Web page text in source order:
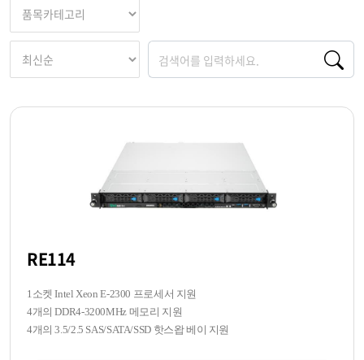
RE114
1소켓 Intel Xeon E-2300 프로세서 지원
4개의 DDR4-3200MHz 메모리 지원
4개의 3.5/2.5 SAS/SATA/SSD 핫스왑 베이 지원